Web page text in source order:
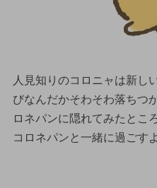
人見知りのコロニャは新し
びなんだかそわそわ落ちつ
ロネパンに隠れてみたとこ
コロネパンと一緒に過ごす